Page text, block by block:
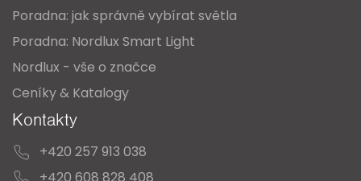
Poradna: jak správně vybírat světla
Poradna: Nordlux Smart Light
Nordlux - vše o značce
Ceníky & Katalogy
Kontakty
+420 257 913 038